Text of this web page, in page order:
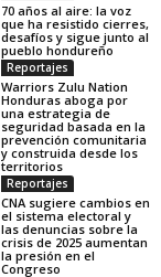
70 años al aire: la voz
que ha resistido cierres,
desafíos y sigue junto al
pueblo hondureño
Reportajes
Warriors Zulu Nation
Honduras aboga por
una estrategia de
seguridad basada en la
prevención comunitaria
y construida desde los
territorios
Reportajes
CNA sugiere cambios en
el sistema electoral y
las denuncias sobre la
crisis de 2025 aumentan
la presión en el
Congreso